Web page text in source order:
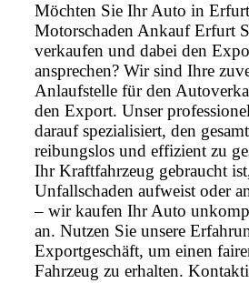
Möchten Sie Ihr Auto in
Motorschaden Ankauf Erfurt
verkaufen und dabei den
ansprechen? Wir sind Ihre
Anlaufstelle für den
den Export. Unser
darauf spezialisiert, den
reibungslos und effizient zu
Ihr Kraftfahrzeug gebraucht
Unfallschaden aufweist oder
– wir kaufen Ihr Auto
an. Nutzen Sie unsere
Exportgeschäft, um einen
Fahrzeug zu erhalten.